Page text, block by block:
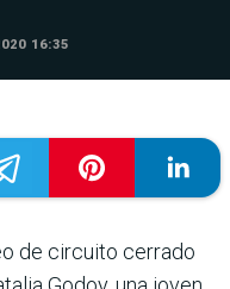
16:35
de circuito cerrado